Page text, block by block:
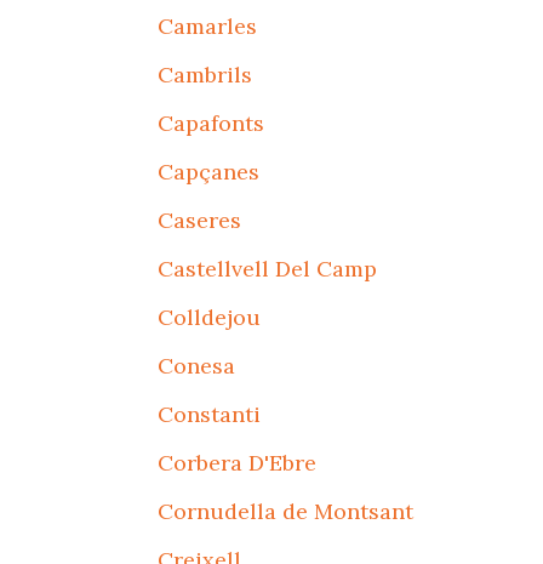
Camarles
Cambrils
Capafonts
Capçanes
Caseres
Castellvell Del Camp
Colldejou
Conesa
Constanti
Corbera D'Ebre
Cornudella de Montsant